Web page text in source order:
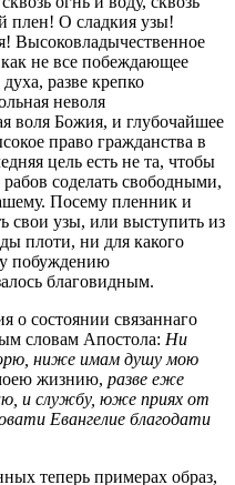
плен! О сладкия узы!
Высоковладычественное
не все побеждающее
разве крепко
неволя
воля Божия, и глубочайшее
право гражданства в
цель есть не та, чтобы
соделать свободными,
Посему пленник и
свои узы, или выступить из
плоти, ни для какого
побуждению
благовидным.
о состоянии связаннаго
словам Апостола: Ни
ниже имам душу мою
жизнию, разве еже
и службу, юже приях от
Евангелие благодати
теперь примерах образ,